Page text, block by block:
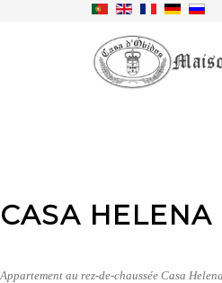
CASA HELENA
Appartement au rez-de-chaussée Casa